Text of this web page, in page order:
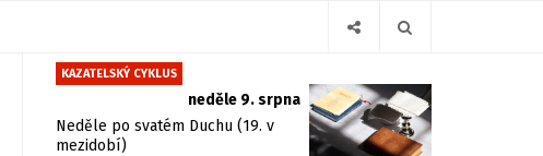
KAZATELSKÝ CYKLUS
neděle 9. srpna
Neděle po svatém Duchu (19. v
mezidobí)